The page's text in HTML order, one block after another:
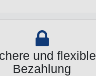
und flexible
Bezahlung